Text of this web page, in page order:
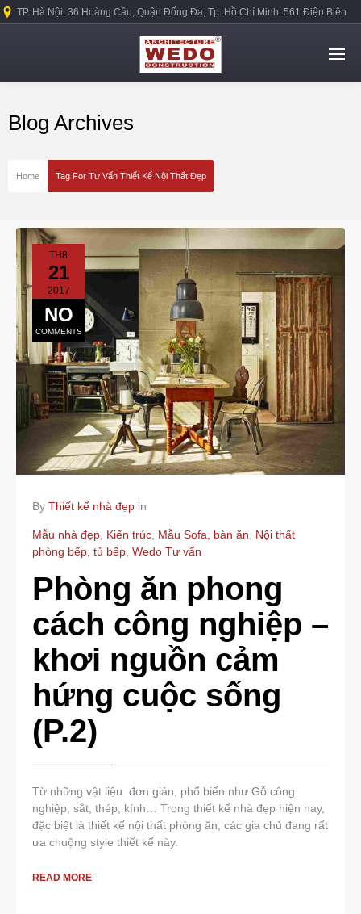
TP. Hà Nội: 36 Hoàng Cầu, Quận Đống Đa; Tp. Hồ Chí Minh: 561 Điện Biên
Blog Archives
Home Tag For Tư Vấn Thiết Kế Nội Thất Đẹp
TH8
21
2017
NO
COMMENTS
By Thiết kế nhà đẹp in
Mẫu nhà đẹp Kiến trúc Mẫu Sofa, bàn ăn
Nội thất
phòng bếp, tủ bếp Wedo Tư vấn
Phòng ăn phong
cách công nghiệp –
khơi nguồn cảm
hứng cuộc sống
(P.2)
Từ những vật liệu đơn giản, phổ biến như Gỗ công
nghiệp, sắt, thép, kính… Trong thiết kế nhà đẹp hiện nay,
đặc biệt là thiết kế nội thất phòng ăn, các gia chủ đang rất
ưa chuộng style thiết kế này.
READ MORE